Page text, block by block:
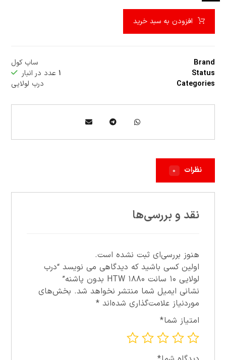
افزودن به سبد خرید
Brand
ساب کول
Status
۱ عدد در انبار
Categories
درب لولایی
نظرات ۰
نقد و بررسی‌ها
هنوز بررسی‌ای ثبت نشده است.
اولین کسی باشید که دیدگاهی می نویسد “درب
لولايي ۱۰ سانت ۱۸۸۰ HTW بدون پاشنه”
نشانی ایمیل شما منتشر نخواهد شد. بخش‌های
موردنیاز علامت‌گذاری شده‌اند*
امتیاز شما*